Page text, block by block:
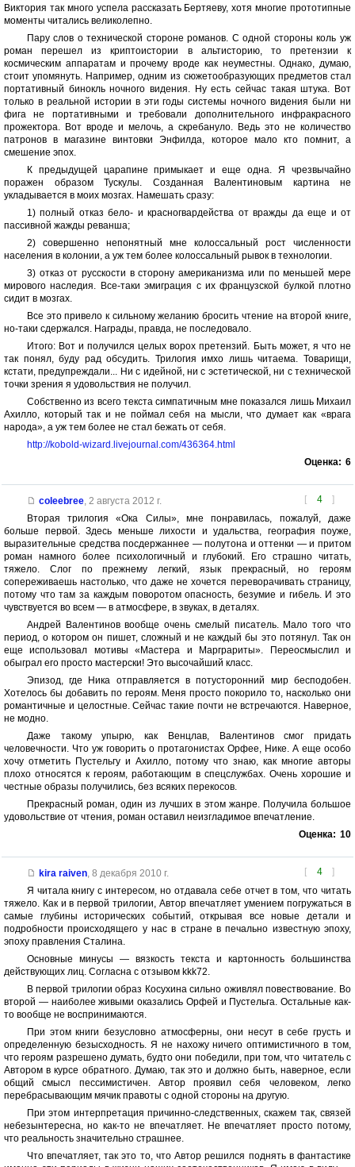
Виктория так много успела рассказать Бертяеву, хотя многие прототипные
моменты читались великолепно.
Пару слов о технической стороне романов. С одной стороны коль уж
роман перешел из криптоистории в альтисторию, то претензии к
космическим аппаратам и прочему вроде как неуместны. Однако, думаю,
стоит упомянуть. Например, одним из сюжетообразующих предметов стал
портативный бинокль ночного видения. Ну есть сейчас такая штука. Вот
только в реальной истории в эти годы системы ночного видения были ни
фига не портативными и требовали дополнительного инфракрасного
прожектора. Вот вроде и мелочь, а скребануло. Ведь это не количество
патронов в магазине винтовки Энфилда, которое мало кто помнит, а
смешение эпох.
К предыдущей царапине примыкает и еще одна. Я чрезвычайно
поражен образом Тускулы. Созданная Валентиновым картина не
укладывается в моих мозгах. Намешать сразу:
1) полный отказ бело- и красногвардейства от вражды да еще и от
пассивной жажды реванша;
2) совершенно непонятный мне колоссальный рост численности
населения в колонии, а уж тем более колоссальный рывок в технологии.
3) отказ от русскости в сторону американизма или по меньшей мере
мирового наследия. Все-таки эмиграция с их французской булкой плотно
сидит в мозгах.
Все это привело к сильному желанию бросить чтение на второй книге,
но-таки сдержался. Награды, правда, не последовало.
Итого: Вот и получился целых ворох претензий. Быть может, я что не
так понял, буду рад обсудить. Трилогия имхо лишь читаема. Товарищи,
кстати, предупреждали... Ни с идейной, ни с эстетической, ни с технической
точки зрения я удовольствия не получил.
Собственно из всего текста симпатичным мне показался лишь Михаил
Ахилло, который так и не поймал себя на мысли, что думает как «врага
народа», а уж тем более не стал бежать от себя.
http://kobold-wizard.livejournal.com/436364.html
Оценка: 6
[ 4 ]
coleebree, 2 августа 2012 г.
Вторая трилогия «Ока Силы», мне понравилась, пожалуй, даже
больше первой. Здесь меньше лихости и удальства, география поуже,
выразительные средства посдержаннее — полутона и оттенки — и притом
роман намного более психологичный и глубокий. Его страшно читать,
тяжело. Слог по прежнему легкий, язык прекрасный, но героям
сопереживаешь настолько, что даже не хочется переворачивать страницу,
потому что там за каждым поворотом опасность, безумие и гибель. И это
чувствуется во всем — в атмосфере, в звуках, в деталях.
Андрей Валентинов вообще очень смелый писатель. Мало того что
период, о котором он пишет, сложный и не каждый бы это потянул. Так он
еще использовал мотивы «Мастера и Марграриты». Переосмыслил и
обыграл его просто мастерски! Это высочайший класс.
Эпизод, где Ника отправляется в потусторонний мир бесподобен.
Хотелось бы добавить по героям. Меня просто покорило то, насколько они
романтичные и целостные. Сейчас такие почти не встречаются. Наверное,
не модно.
Даже такому упырю, как Венцлав, Валентинов смог придать
человечности. Что уж говорить о протагонистах Орфее, Нике. А еще особо
хочу отметить Пустельгу и Ахилло, потому что знаю, как многие авторы
плохо относятся к героям, работающим в спецслужбах. Очень хорошие и
честные образы получились, без всяких перекосов.
Прекрасный роман, один из лучших в этом жанре. Получила большое
удовольствие от чтения, роман оставил неизгладимое впечатление.
Оценка: 10
[ 4 ]
kira raiven, 8 декабря 2010 г.
Я читала книгу с интересом, но отдавала себе отчет в том, что читать
тяжело. Как и в первой трилогии, Автор впечатляет умением погружаться в
самые глубины исторических событий, открывая все новые детали и
подробности происходящего у нас в стране в печально известную эпоху,
эпоху правления Сталина.
Основные минусы — вязкость текста и картонность большинства
действующих лиц. Согласна с отзывом kkk72.
В первой трилогии образ Косухина сильно оживлял повествование. Во
второй — наиболее живыми оказались Орфей и Пустельга. Остальные как-
то вообще не воспринимаются.
При этом книги безусловно атмосферны, они несут в себе грусть и
определенную безысходность. Я не нахожу ничего оптимистичного в том,
что героям разрешено думать, будто они победили, при том, что читатель с
Автором в курсе обратного. Думаю, так это и должно быть, наверное, если
общий смысл пессимистичен. Автор проявил себя человеком, легко
перебрасывающим мячик правоты с одной стороны на другую.
При этом интерпретация причинно-следственных, скажем так, связей
небезынтересна, но как-то не впечатляет. Не впечатляет просто потому,
что реальность значительно страшнее.
Что впечатляет, так это то, что Автор решился поднять в фантастике